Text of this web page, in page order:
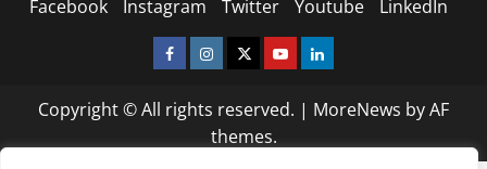
Facebook Instagram Twitter Youtube LinkedIn
Facebook
Instagram
TwitterYoutubeLinkedIn
Copyright © All rights reserved. | MoreNews by AF
themes.